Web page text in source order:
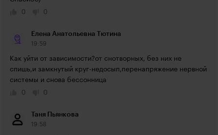
0
0
Елена Анатольевна Тютина
19:59
Как уйти от зависимости?от снотворных, без них не
спишь,и замкнутый круг-недосып,перенапряжение нервной
системы и снова бессонница
0
0
Таня Пьянкова
19:58